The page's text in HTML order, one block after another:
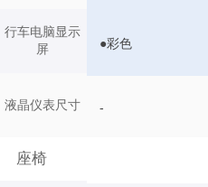
行车电脑显示
屏
液晶仪表尺寸
座椅
●彩色
-